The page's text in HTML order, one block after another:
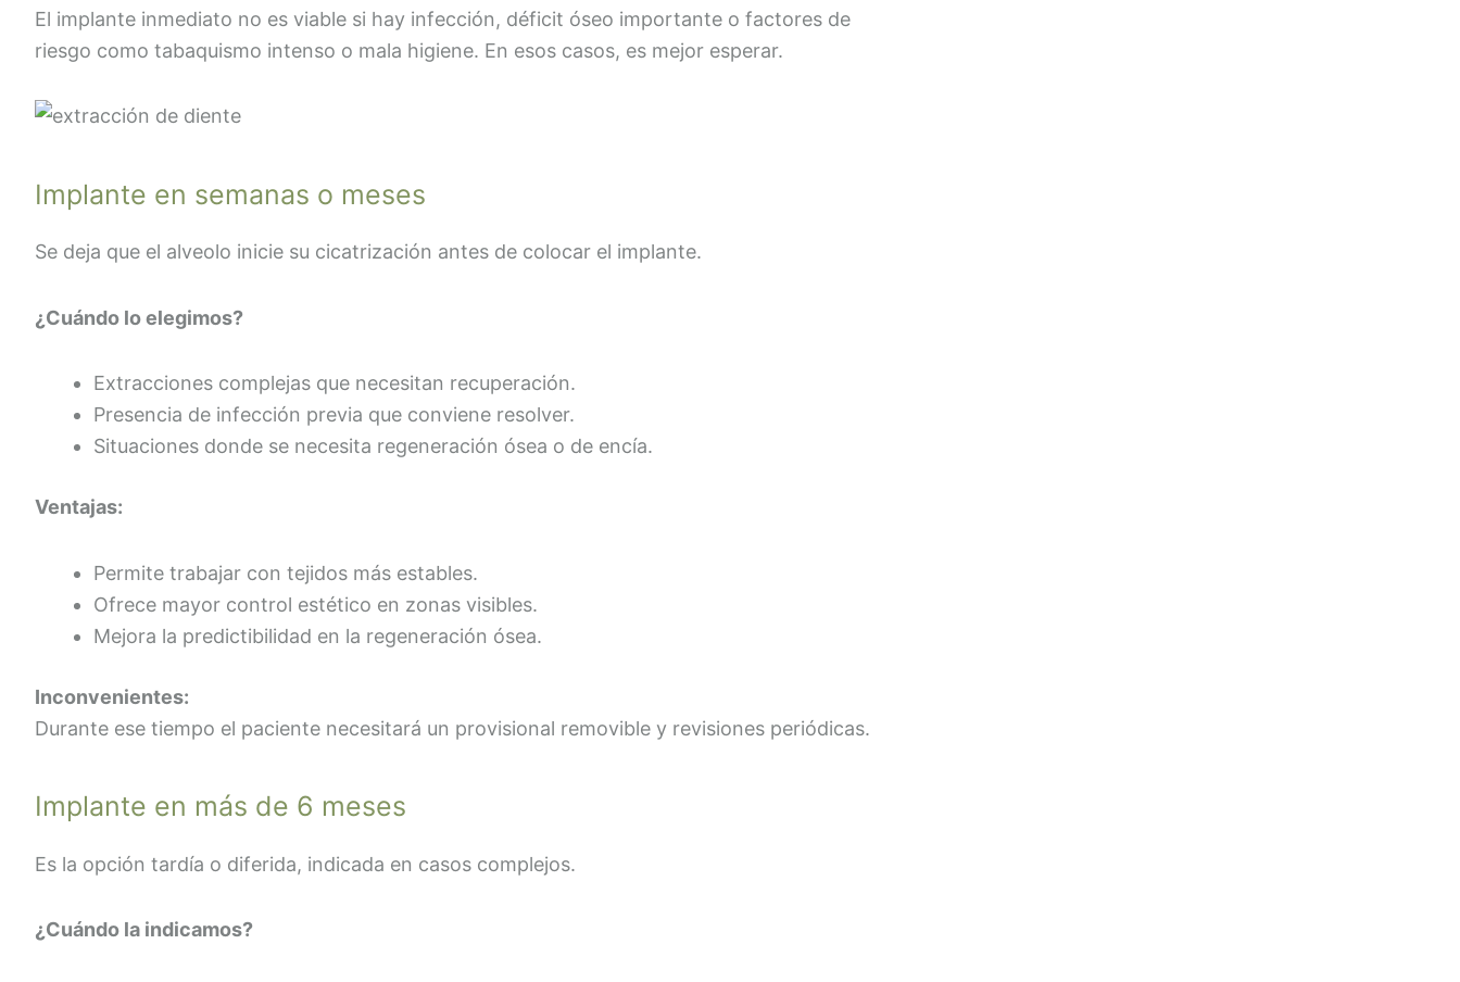
El implante inmediato no es viable si hay infección, déficit óseo importante o factores de
riesgo como tabaquismo intenso o mala higiene. En esos casos, es mejor esperar.
Implante en semanas o meses
Se deja que el alveolo inicie su cicatrización antes de colocar el implante.
¿Cuándo lo elegimos?
Extracciones complejas que necesitan recuperación.
Presencia de infección previa que conviene resolver.
Situaciones donde se necesita regeneración ósea o de encía.
Ventajas:
Permite trabajar con tejidos más estables.
Ofrece mayor control estético en zonas visibles.
Mejora la predictibilidad en la regeneración ósea.
Inconvenientes:
Durante ese tiempo el paciente necesitará un provisional removible y revisiones periódicas.
Implante en más de 6 meses
Es la opción tardía o diferida, indicada en casos complejos.
¿Cuándo la indicamos?